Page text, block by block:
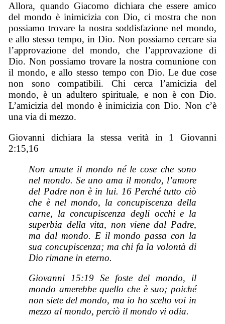
Allora, quando Giacomo dichiara che essere amico
del mondo è inimicizia con Dio, ci mostra che non
possiamo trovare la nostra soddisfazione nel mondo,
e allo stesso tempo, in Dio. Non possiamo cercare sia
l’approvazione del mondo, che l’approvazione di
Dio. Non possiamo trovare la nostra comunione con
il mondo, e allo stesso tempo con Dio. Le due cose
non sono compatibili. Chi cerca l’amicizia del
mondo, è un adultero spirituale, e non è con Dio.
L’amicizia del mondo è inimicizia con Dio. Non c’è
una via di mezzo.
Giovanni dichiara la stessa verità in 1 Giovanni
2:15,16
Non amate il mondo né le cose che sono
nel mondo. Se uno ama il mondo, l’amore
del Padre non è in lui. 16 Perché tutto ciò
che è nel mondo, la concupiscenza della
carne, la concupiscenza degli occhi e la
superbia della vita, non viene dal Padre,
ma dal mondo. E il mondo passa con la
sua concupiscenza; ma chi fa la volontà di
Dio rimane in eterno.
Giovanni 15:19 Se foste del mondo, il
mondo amerebbe quello che è suo; poiché
non siete del mondo, ma io ho scelto voi in
mezzo al mondo, perciò il mondo vi odia.